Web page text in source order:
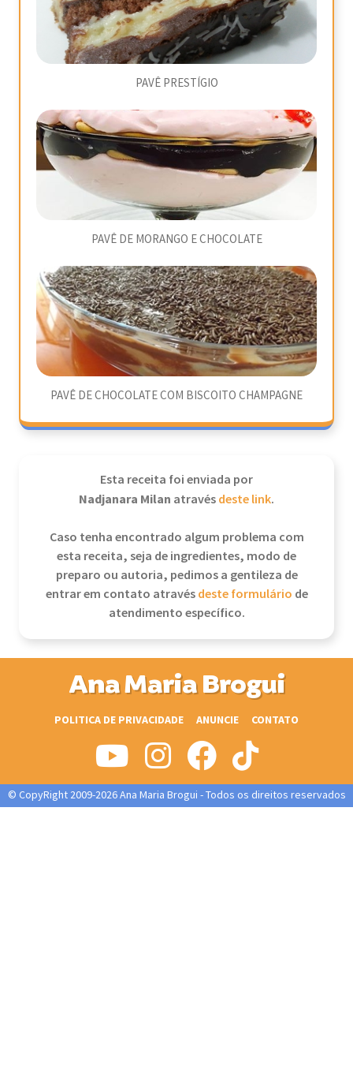
PAVÊ PRESTÍGIO
PAVÊ DE MORANGO E CHOCOLATE
PAVÊ DE CHOCOLATE COM BISCOITO CHAMPAGNE
Esta receita foi enviada por
Nadjanara Milan atravésdeste link.
Caso tenha encontrado algum problema com
esta receita, seja de ingredientes, modo de
preparo ou autoria, pedimos a gentileza de
entrar em contato atravésdeste formulário de
atendimento específico.
Ana Maria Brogui
POLITICA DE PRIVACIDADE ANUNCIE CONTATO
© CopyRight 2009-2026 Ana Maria Brogui - Todos os direitos reservados